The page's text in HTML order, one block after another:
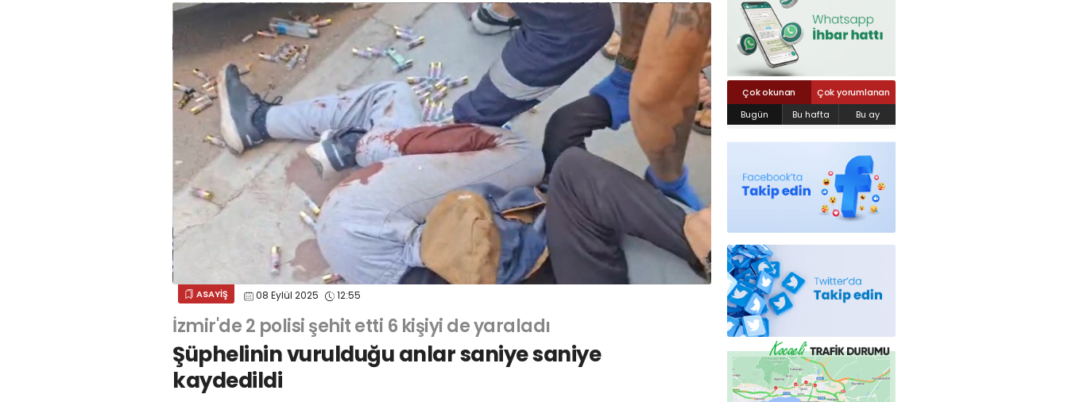
ASAYİŞ 08 Eylül 2025 12:55
İzmir'de 2 polisi şehit etti 6 kişiyi de yaraladı
Şüphelinin vurulduğu anlar saniye saniye
kaydedildi
Çok okunan
Çok yorumlanan
Bugün
Bu hafta Bu ay
Yahya Kaptan Mahallesi Akkavaklar
kocaelisokak@gmail.com